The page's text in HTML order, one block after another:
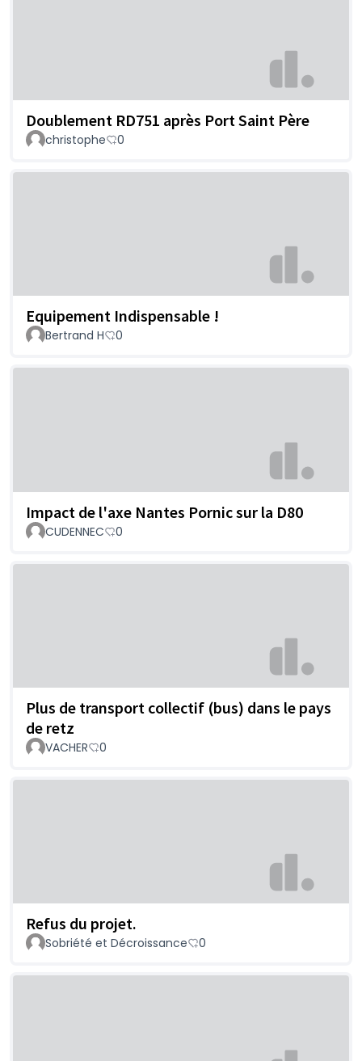
Doublement RD751 après Port Saint Père
christophe 0
Equipement Indispensable !
Bertrand H 0
Impact de l'axe Nantes Pornic sur la D80
CUDENNEC 0
Plus de transport collectif (bus) dans le pays
de retz
VACHER 0
Refus du projet.
Sobriété et Décroissance 0